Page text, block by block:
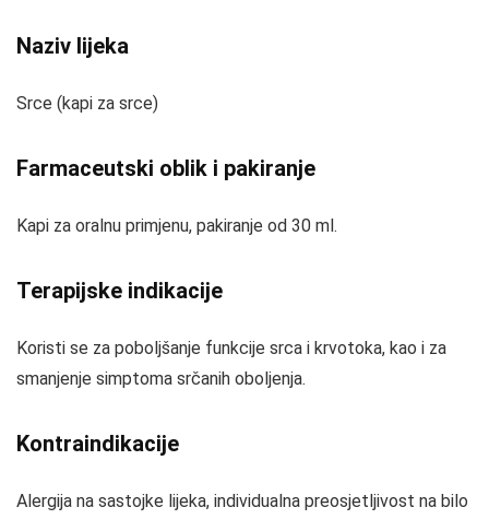
Naziv lijeka
Srce (kapi za srce)
Farmaceutski oblik i pakiranje
Kapi za oralnu primjenu, pakiranje od 30 ml.
Terapijske indikacije
Koristi se za poboljšanje funkcije srca i krvotoka, kao i za
smanjenje simptoma srčanih oboljenja.
Kontraindikacije
Alergija na sastojke lijeka, individualna preosjetljivost na bilo